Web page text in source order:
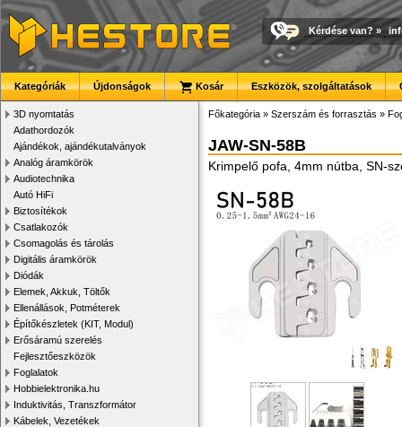
Kérdése van? »
Kategóriák Újdonságok Kosár Eszközök, szolgáltatások
3D nyomtatás
Adathordozók
Ajándékok, ajándékutalványok
Analóg áramkörök
Audiotechnika
Autó HiFi
Biztosítékok
Csatlakozók
Csomagolás és tárolás
Digitális áramkörök
Diódák
Elemek, Akkuk, Töltők
Ellenállások, Potméterek
Építőkészletek (KIT, Modul)
Erősáramú szerelés
Fejlesztőeszközök
Foglalatok
Hobbielektronika.hu
Induktivitás, Transzformátor
Kábelek, Vezetékek
Főkategória » Szerszám és forrasztás »
JAW-SN-58B
Krimpelő pofa, 4mm nútba, SN-